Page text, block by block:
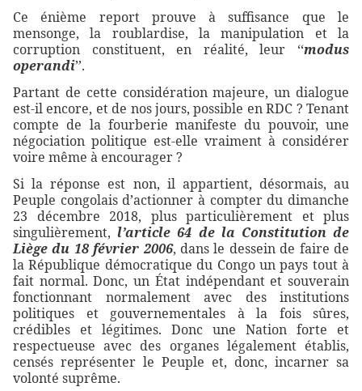
Ce énième report prouve à suffisance que le
mensonge, la roublardise, la manipulation et la
corruption constituent, en réalité, leur ‘‘modus
operandi’’.
Partant de cette considération majeure, un dialogue
est-il encore, et de nos jours, possible en RDC ? Tenant
compte de la fourberie manifeste du pouvoir, une
négociation politique est-elle vraiment à considérer
voire même à encourager ?
Si la réponse est non, il appartient, désormais, au
Peuple congolais d’actionner à compter du dimanche
23 décembre 2018, plus particulièrement et plus
singulièrement,l’article 64 de la Constitution de
Liège du 18 février 2006, dans le dessein de faire de
la République démocratique du Congo un pays tout à
fait normal. Donc, un État indépendant et souverain
fonctionnant normalement avec des institutions
politiques et gouvernementales à la fois sûres,
crédibles et légitimes. Donc une Nation forte et
respectueuse avec des organes légalement établis,
censés représenter le Peuple et, donc, incarner sa
volonté suprême.